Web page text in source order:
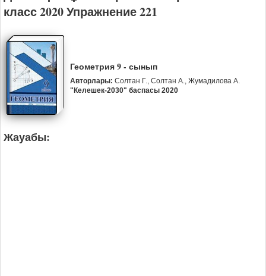
класс 2020 Упражнение 221
Геометрия 9 - сынып
Авторлары: Солтан Г., Солтан А., Жумадилова А.
"Келешек-2030" баспасы 2020
Жауабы: